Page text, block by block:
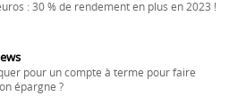
: 30 % de rendement en plus en 2023 !
pour un compte à terme pour faire
épargne ?